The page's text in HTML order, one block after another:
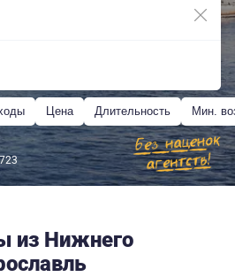
Цена Длительность Мин.
из Нижнего